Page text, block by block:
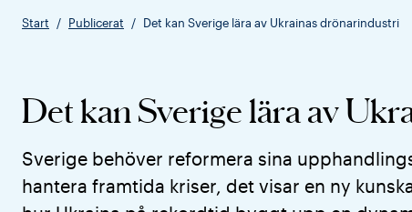
Start Publicerat Det kan Sverige lära av Ukrainas drönarindustri
Det kan Sverige lära av
Sverige behöver reformera sina
hantera framtida kriser, det visar en ny